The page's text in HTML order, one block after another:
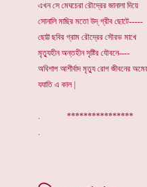
এখন সে মেঘচেরা রৌদ্রের জানালা দিয়ে
সোনালি মাছির মতো উদ্ গ্রীব ছোটে-----
ছোট্ট ছবির গ্রাম রৌদ্রের সৌরভ মাখে
মৃত্যুহীন অন্তহীন সৃষ্টির যৌবনে----
অবিশাপ আশীর্বাদ মৃত্যু রোগ জীবনের
যযাতি এ কাল |
.